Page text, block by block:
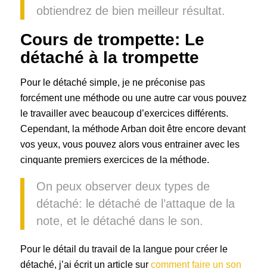
obtiendrez de bien meilleur résultat.
Cours de trompette: Le
détaché à la trompette
Pour le détaché simple, je ne préconise pas
forcément une méthode ou une autre car vous pouvez
le travailler avec beaucoup d’exercices différents.
Cependant, la méthode Arban doit être encore devant
vos yeux, vous pouvez alors vous entrainer avec les
cinquante premiers exercices de la méthode.
On peux observer deux types de
détaché: le détaché de l’attaque de la
note, et le détaché dans le son.
Pour le détail du travail de la langue pour créer le
détaché, j’ai écrit un article sur comment faire un son